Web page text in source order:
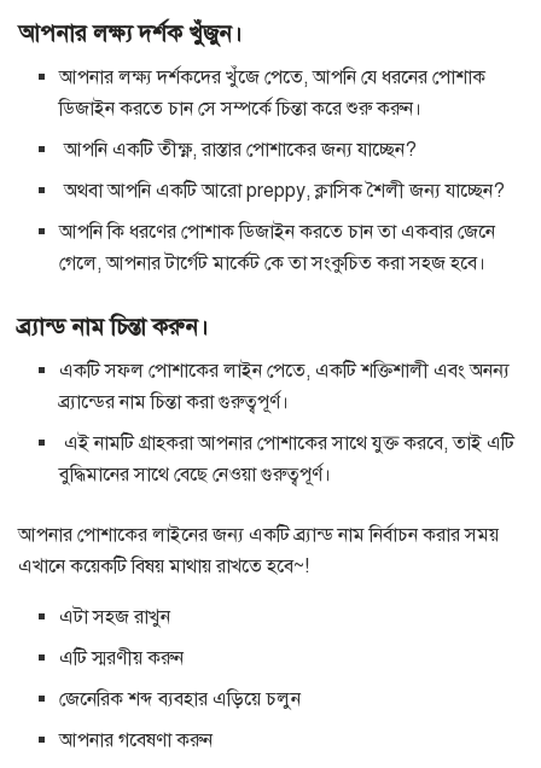
আপনার লক্ষ্য দর্শক খুঁজুন।
আপনার লক্ষ্য দর্শকদের খুঁজে পেতে, আপনি যে ধরনের পোশাক
ডিজাইন করতে চান সে সম্পর্কে চিন্তা করে শুরু করুন।
আপনি একটি তীক্ষ্ণ, রাস্তার পোশাকের জন্য যাচ্ছেন?
অথবা আপনি একটি আরো preppy, ক্লাসিক শৈলী জন্য যাচ্ছেন?
আপনি কি ধরণের পোশাক ডিজাইন করতে চান তা একবার জেনে
গেলে, আপনার টার্গেট মার্কেট কে তা সংকুচিত করা সহজ হবে।
ব্র্যান্ড নাম চিন্তা করুন।
একটি সফল পোশাকের লাইন পেতে, একটি শক্তিশালী এবং অনন্য
ব্র্যান্ডের নাম চিন্তা করা গুরুত্বপূর্ণ।
এই নামটি গ্রাহকরা আপনার পোশাকের সাথে যুক্ত করবে, তাই এটি
বুদ্ধিমানের সাথে বেছে নেওয়া গুরুত্বপূর্ণ।
আপনার পোশাকের লাইনের জন্য একটি ব্র্যান্ড নাম নির্বাচন করার সময়
এখানে কয়েকটি বিষয় মাথায় রাখতে হবে~!
এটা সহজ রাখুন
এটি স্মরণীয় করুন
জেনেরিক শব্দ ব্যবহার এড়িয়ে চলুন
আপনার গবেষণা করুন